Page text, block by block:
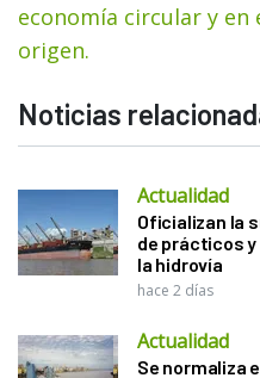
economía circular y en
origen.
Noticias
Actualidad
Oficializan la
de prácticos
la hidrovía
hace 2 días
Actualidad
Se normaliza